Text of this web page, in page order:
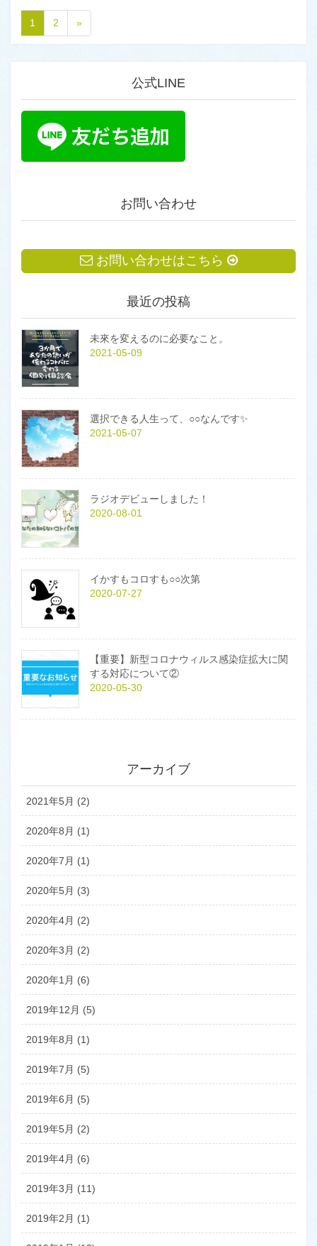
1 2 »
公式LINE
お問い合わせ
お問い合わせはこちら
最近の投稿
未來を変えるのに必要なこと。
2021-05-09
選択できる人生って、○○なんです✨
2021-05-07
ラジオデビューしました！
2020-08-01
イかすもコロすも○○次第
2020-07-27
【重要】新型コロナウィルス感染症拡大に関
する対応について②
2020-05-30
アーカイブ
2021年5月 (2)
2020年8月 (1)
2020年7月 (1)
2020年5月 (3)
2020年4月 (2)
2020年3月 (2)
2020年1月 (6)
2019年12月 (5)
2019年8月 (1)
2019年7月 (5)
2019年6月 (5)
2019年5月 (2)
2019年4月 (6)
2019年3月 (11)
2019年2月 (1)